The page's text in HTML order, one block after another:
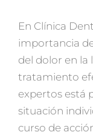
En Clínica
importancia
del dolor en
tratamiento
expertos está
situación
curso de